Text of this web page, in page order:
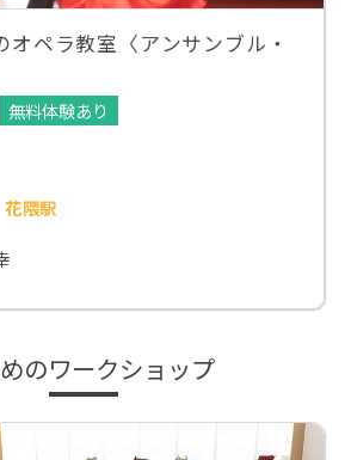
オペラ教室〈アンサンブル・
無料体験あり
隈駅
のワークショップ